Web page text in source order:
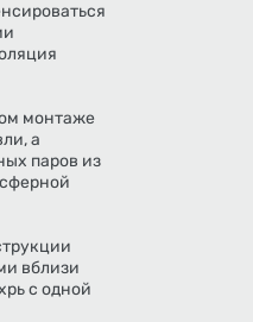
монтаже
а
паров из
вблизи
с одной